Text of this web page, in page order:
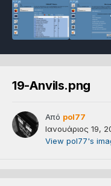
19-Anvils.png
Από pol77
Ιανουάριος 19,
View pol77's